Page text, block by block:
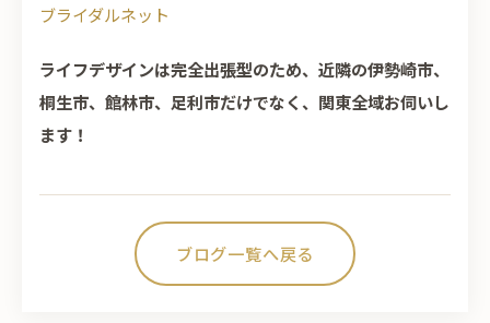
ブライダルネット
ライフデザインは完全出張型のため、近隣の伊勢崎市、
桐生市、館林市、足利市だけでなく、関東全域お伺いし
ます！
ブログ一覧へ戻る